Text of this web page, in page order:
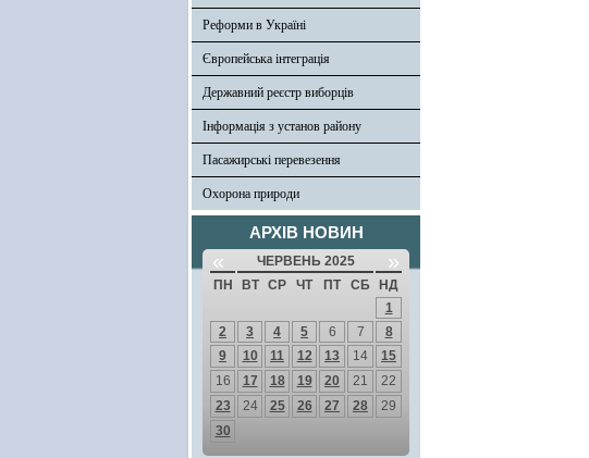
Реформи в Україні
Європейська інтеграція
Державний реєстр виборців
Інформація з установ району
Пасажирські перевезення
Охорона природи
АРХІВ НОВИН
« ЧЕРВЕНЬ 2025 »
ПН ВТ СР ЧТ ПТ СБ
НД
1
2
3 4 5 6 7
8
9
10 11 12 13 14
15
16
17 18 19 20 21
22
23
24 25 26 27 28
29
30